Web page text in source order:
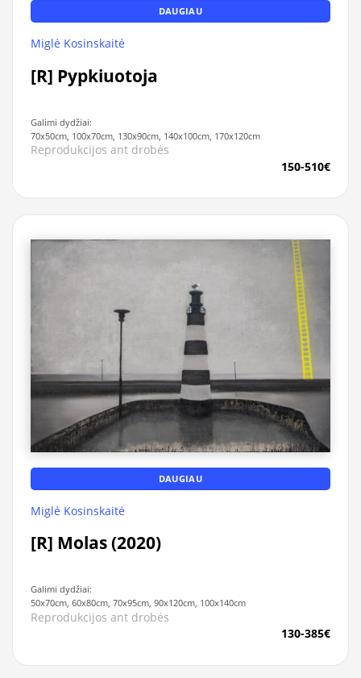
DAUGIAU
Miglė Kosinskaitė
[R] Pypkiuotoja
Galimi dydžiai:
70x50cm, 100x70cm, 130x90cm, 140x100cm, 170x120cm
Reprodukcijos ant drobės
150-510€
DAUGIAU
Miglė Kosinskaitė
[R] Molas (2020)
Galimi dydžiai:
50x70cm, 60x80cm, 70x95cm, 90x120cm, 100x140cm
Reprodukcijos ant drobės
130-385€